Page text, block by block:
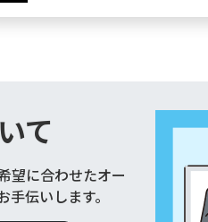
て
望に合わせたオー
伝いします。